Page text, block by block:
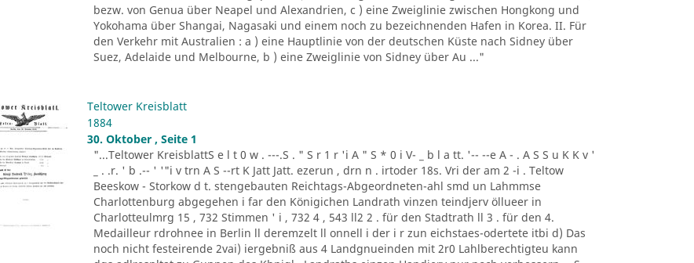
bezw. von Genua über Neapel und Alexandrien, c ) eine Zweiglinie zwischen Hongkong und
Yokohama über Shangai, Nagasaki und einem noch zu bezeichnenden Hafen in Korea. II. Für
den Verkehr mit Australien : a ) eine Hauptlinie von der deutschen Küste nach Sidney über
Suez, Adelaide und Melbourne, b ) eine Zweiglinie von Sidney über Au ..."
Teltower Kreisblatt
1884
30. Oktober , Seite 1
"...Teltower KreisblattS e l t 0 w . ---.S . " S r 1 r 'i A " S * 0 i V- _ b l a tt. '-- --e A - . A S S u K K v '
_ . .r. ' b .-- ' '"i v trn A S --rt K Jatt Jatt. ezerun , drn n . irtoder 18s. Vri der am 2 -i . Teltow
Beeskow - Storkow d t. stengebauten Reichtags-Abgeordneten-ahl smd un Lahmmse
Charlottenburg abgegehen i far den Königichen Landrath vinzen teindjerv öllueer in
Charlotteulmrg 15 , 732 Stimmen ' i , 732 4 , 543 ll2 2 . für den Stadtrath ll 3 . für den 4.
Medailleur rdrohnee in Berlin ll deremzelt ll onnell i der i r zun eichstaes-odertete itbi d) Das
noch nicht festeirende 2vai) iergebniß aus 4 Landgnueinden mit 2r0 Lahlberechtigteu kann